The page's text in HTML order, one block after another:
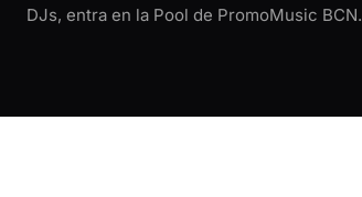
DJs, entra en la Pool de PromoMusic BCN.